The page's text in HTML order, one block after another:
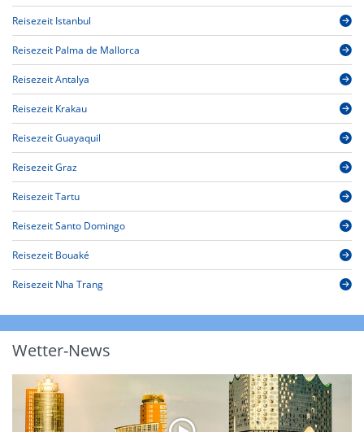
Reisezeit Istanbul
Reisezeit Palma de Mallorca
Reisezeit Antalya
Reisezeit Krakau
Reisezeit Guayaquil
Reisezeit Graz
Reisezeit Tartu
Reisezeit Santo Domingo
Reisezeit Bouaké
Reisezeit Nha Trang
Wetter-News